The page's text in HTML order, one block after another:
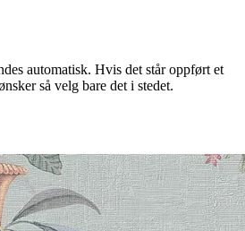
automatisk. Hvis det står oppført et
så velg bare det i stedet.